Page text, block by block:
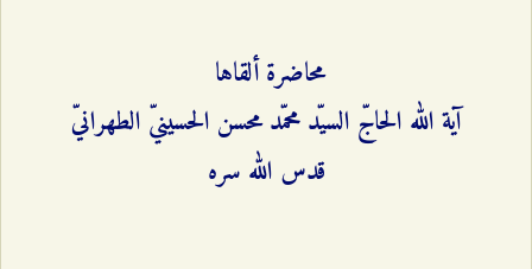
محاضرة ألقاها
آية الله الحاجّ السيّد محمّد محسن الحسينيّ الطهرانيّ
قدس الله سره